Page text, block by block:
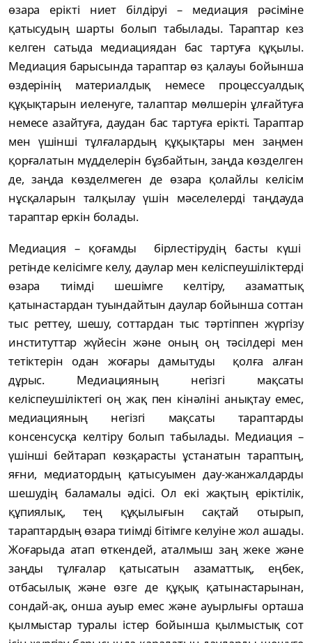
өзара ерікті ниет білдіруі – медиация рәсіміне
қатысудың шарты болып табылады. Тараптар кез
келген сатыда медиациядан бас тартуға құқылы.
Медиация барысында тараптар өз қалауы бойынша
өздерінің материалдық немесе процессуалдық
құқықтарын иеленуге, талаптар мөлшерін ұлғайтуға
немесе азайтуға, даудан бас тартуға ерікті. Тараптар
мен үшінші тұлғалардың құқықтары мен заңмен
қорғалатын мүдделерін бұзбайтын, заңда көзделген
де, заңда көзделмеген де өзара қолайлы келісім
нұсқаларын талқылау үшін мәселелерді таңдауда
тараптар еркін болады.
Медиация – қоғамды бірлестірудің басты күші
ретінде келісімге келу, даулар мен келіспеушіліктерді
өзара тиімді шешімге келтіру, азаматтық
қатынастардан туындайтын даулар бойынша соттан
тыс реттеу, шешу, соттардан тыс тәртіппен жүргізу
институттар жүйесін және оның оң тәсілдері мен
тетіктерін одан жоғары дамытуды қолға алған
дұрыс. Медиацияның негізгі мақсаты
келіспеушіліктегі оң жақ пен кінәліні анықтау емес,
медиацияның негізгі мақсаты тараптарды
консенсусқа келтіру болып табылады. Медиация –
үшінші бейтарап көзқарасты ұстанатын тараптың,
яғни, медиатордың қатысуымен дау-жанжалдарды
шешудің баламалы əдісі. Ол екі жақтың еріктілік,
құпиялық, тең құқылығын сақтай отырып,
тараптардың өзара тиімді бітімге келуіне жол ашады.
Жоғарыда атап өткендей, аталмыш заң жеке жəне
заңды тұлғалар қатысатын азаматтық, еңбек,
отбасылық жəне өзге де құқық қатынастарынан,
сондай-ақ, онша ауыр емес жəне ауырлығы орташа
қылмыстар туралы істер бойынша қылмыстық сот